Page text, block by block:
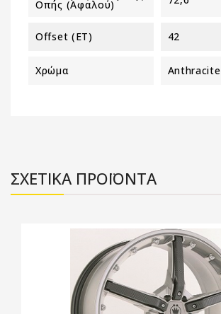
Οπής (αφαλού)
Offset (ET) 42
Χρώμα Anthracite
ΣΧΕΤΙΚΑ ΠΡΟΪΟΝΤΑ